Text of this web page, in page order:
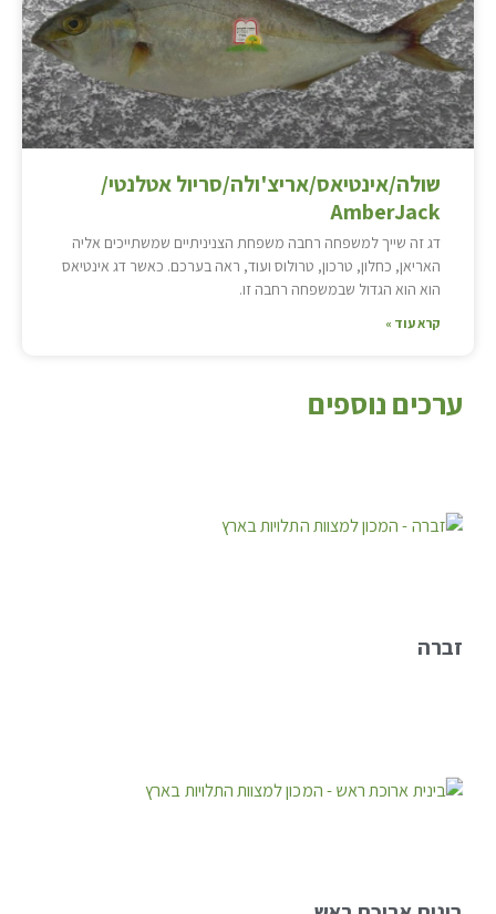
שולה/אינטיאס/אריצ'ולה/סריול אטלנטי/
AmberJack
דג זה שייך למשפחה רחבה משפחת הצניניתיים שמשתייכים אליה
האריאן, כחלון, טרכון, טרולוס ועוד, ראה בערכם. כאשר דג אינטיאס
הוא הוא הגדול שבמשפחה רחבה זו.
קרא עוד »
ערכים נוספים
זברה